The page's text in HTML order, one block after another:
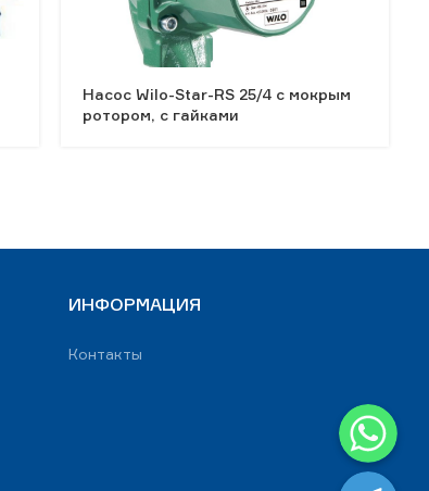
Насос Wilo-Star-RS 25/4 с мокрым
ротором, с гайками
ИНФОРМАЦИЯ
Контакты
WhatsApp
Telegram